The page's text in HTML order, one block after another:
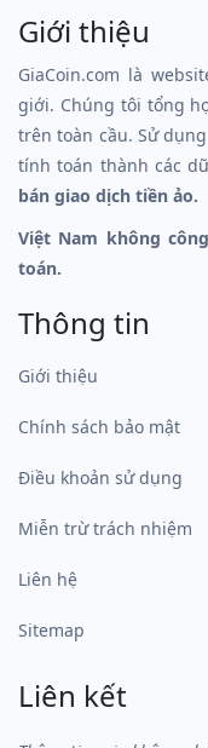
Giới thiệu
GiaCoin.com là
giới. Chúng tôi tổng
trên toàn cầu. Sử
tính toán thành các
bán giao dịch tiền ảo.
Việt Nam không
toán.
Thông tin
Giới thiệu
Chính sách bảo mật
Điều khoản sử dụng
Miễn trừ trách nhiệm
Liên hệ
Sitemap
Liên kết